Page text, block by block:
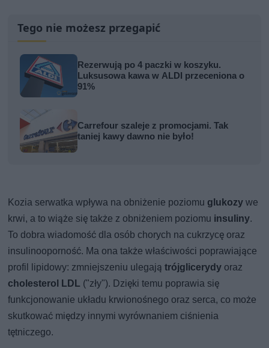
Tego nie możesz przegapić
Rezerwują po 4 paczki w koszyku.
Luksusowa kawa w ALDI przeceniona o
91%
Carrefour szaleje z promocjami. Tak
taniej kawy dawno nie było!
Kozia serwatka wpływa na obniżenie poziomu glukozy we
krwi, a to wiąże się także z obniżeniem poziomu insuliny.
To dobra wiadomość dla osób chorych na cukrzycę oraz
insulinooporność. Ma ona także właściwości poprawiające
profil lipidowy: zmniejszeniu ulegajątrójglicerydy oraz
cholesterol LDL ("zły"). Dzięki temu poprawia się
funkcjonowanie układu krwionośnego oraz serca, co może
skutkować między innymi wyrównaniem ciśnienia
tętniczego.